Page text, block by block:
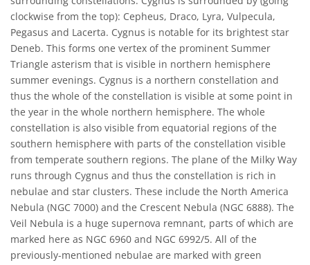
clockwise from the top): Cepheus, Draco, Lyra, Vulpecula,
Pegasus and Lacerta. Cygnus is notable for its brightest star
Deneb. This forms one vertex of the prominent Summer
Triangle asterism that is visible in northern hemisphere
summer evenings. Cygnus is a northern constellation and
thus the whole of the constellation is visible at some point in
the year in the whole northern hemisphere. The whole
constellation is also visible from equatorial regions of the
southern hemisphere with parts of the constellation visible
from temperate southern regions. The plane of the Milky Way
runs through Cygnus and thus the constellation is rich in
nebulae and star clusters. These include the North America
Nebula (NGC 7000) and the Crescent Nebula (NGC 6888). The
Veil Nebula is a huge supernova remnant, parts of which are
marked here as NGC 6960 and NGC 6992/5. All of the
previously-mentioned nebulae are marked with green